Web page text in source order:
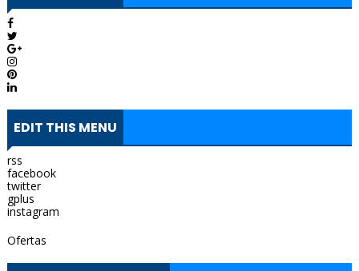
EDIT THIS MENU
rss
facebook
twitter
gplus
instagram
Ofertas